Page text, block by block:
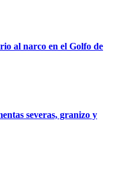
al narco en el Golfo de
severas, granizo y